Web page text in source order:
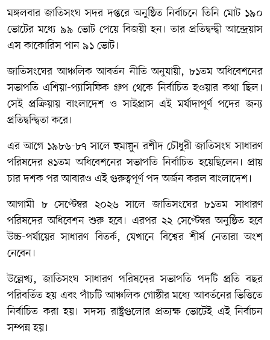
মঙ্গলবার জাতিসংঘ সদর দপ্তরে অনুষ্ঠিত নির্বাচনে তিনি মোট ১৯০
ভোটের মধ্যে ৯৯ ভোট পেয়ে বিজয়ী হন। তার প্রতিদ্বন্দ্বীআন্দ্রেয়াস
এস কাকোরিস পান ৯১ ভোট।
জাতিসংঘের আঞ্চলিক আবর্তন নীতি অনুযায়ী, ৮১তম অধিবেশনের
সভাপতি এশিয়া-প্যাসিফিক গ্রুপ থেকে নির্বাচিত হওয়ার কথা ছিল।
সেই প্রক্রিয়ায় বাংলাদেশ ওসাইপ্রাসএই মর্যাদাপূর্ণ পদের জন্য
প্রতিদ্বন্দ্বিতা করে।
এর আগে ১৯৮৬-৮৭ সালেহুমায়ুন রশীদ চৌধুরী জাতিসংঘ সাধারণ
পরিষদের ৪১তম অধিবেশনের সভাপতি নির্বাচিত হয়েছিলেন। প্রায়
চার দশক পর আবারও এই গুরুত্বপূর্ণ পদ অর্জন করল বাংলাদেশ।
আগামী ৮ সেপ্টেম্বর ২০২৬ সালে জাতিসংঘের ৮১তম সাধারণ
পরিষদের অধিবেশন শুরু হবে। এরপর ২২ সেপ্টেম্বর অনুষ্ঠিত হবে
উচ্চ-পর্যায়ের সাধারণ বিতর্ক, যেখানে বিশ্বের শীর্ষ নেতারা অংশ
নেবেন।
উল্লেখ্য, জাতিসংঘ সাধারণ পরিষদের সভাপতি পদটি প্রতি বছর
পরিবর্তিত হয় এবং পাঁচটি আঞ্চলিক গোষ্ঠীর মধ্যে আবর্তনের ভিত্তিতে
নির্বাচিত করা হয়। সদস্য রাষ্ট্রগুলোর প্রত্যক্ষ ভোটেই এই নির্বাচন
সম্পন্ন হয়।